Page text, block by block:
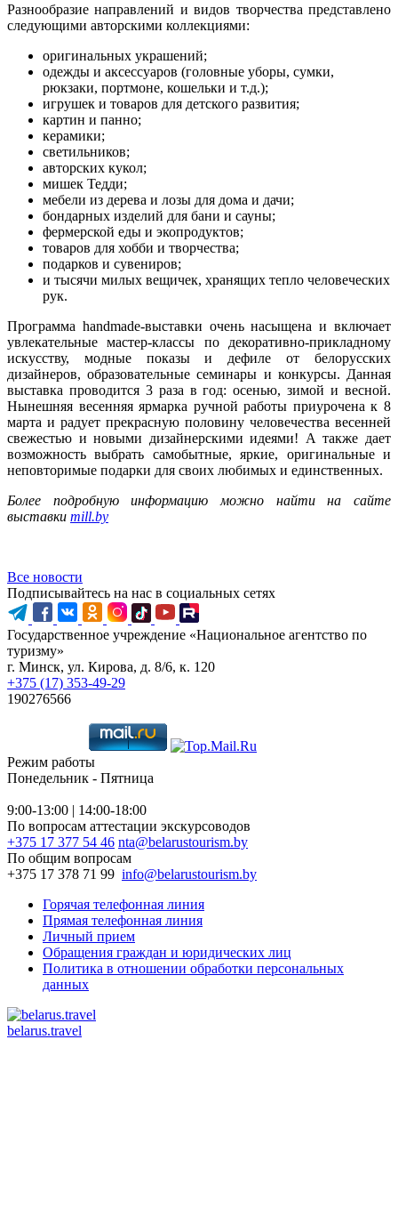
Разнообразие направлений и видов творчества представлено
следующими авторскими коллекциями:
оригинальных украшений;
одежды и аксессуаров (головные уборы, сумки,
рюкзаки, портмоне, кошельки и т.д.);
игрушек и товаров для детского развития;
картин и панно;
керамики;
светильников;
авторских кукол;
мишек Тедди;
мебели из дерева и лозы для дома и дачи;
бондарных изделий для бани и сауны;
фермерской еды и экопродуктов;
товаров для хобби и творчества;
подарков и сувениров;
и тысячи милых вещичек, хранящих тепло человеческих
рук.
Программа handmade-выставки очень насыщена и включает
увлекательные мастер-классы по декоративно-прикладному
искусству, модные показы и дефиле от белорусских
дизайнеров, образовательные семинары и конкурсы. Данная
выставка проводится 3 раза в год: осенью, зимой и весной.
Нынешняя весенняя ярмарка ручной работы приурочена к 8
марта и радует прекрасную половину человечества весенней
свежестью и новыми дизайнерскими идеями! А также дает
возможность выбрать самобытные, яркие, оригинальные и
неповторимые подарки для своих любимых и единственных.
Более подробную информацию можно найти на сайте
выставки mill.by
Все новости
Подписывайтесь на нас в социальных сетях
Государственное учреждение «Национальное агентство по
туризму»
г. Минск, ул. Кирова, д. 8/6, к. 120
+375 (17) 353-49-29
190276566
Режим работы
Понедельник - Пятница
9:00-13:00 | 14:00-18:00
По вопросам аттестации экскурсоводов
+375 17 377 54 46 nta@belarustourism.by
По общим вопросам
+375 17 378 71 99 info@belarustourism.by
Горячая телефонная линия
Прямая телефонная линия
Личный прием
Обращения граждан и юридических лиц
Политика в отношении обработки персональных
данных
belarus.travel